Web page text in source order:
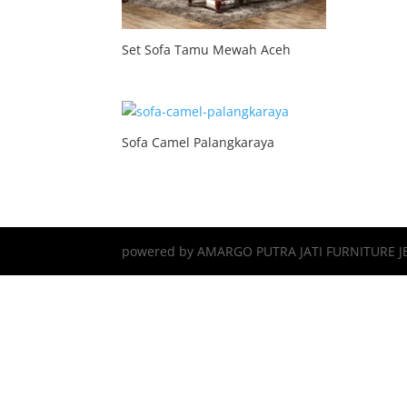
Set Sofa Tamu Mewah Aceh
Sofa Camel Palangkaraya
powered by AMARGO PUTRA JATI FURNITURE